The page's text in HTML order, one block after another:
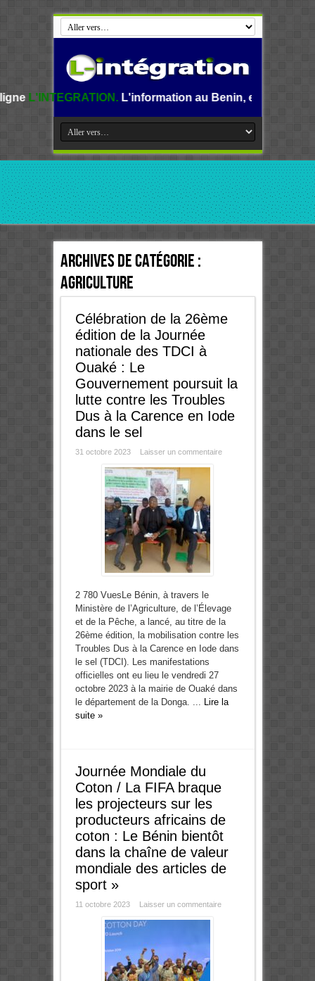
L'information au Benin, en Afrique et dans le monde.
Archives de catégorie :
Agriculture
Célébration de la 26ème
édition de la Journée
nationale des TDCI à
Ouaké : Le
Gouvernement poursuit la
lutte contre les Troubles
Dus à la Carence en Iode
dans le sel
31 octobre 2023 Laisser un commentaire
2 780 VuesLe Bénin, à travers le
Ministère de l’Agriculture, de l’Élevage
et de la Pêche, a lancé, au titre de la
26ème édition, la mobilisation contre les
Troubles Dus à la Carence en Iode dans
le sel (TDCI). Les manifestations
officielles ont eu lieu le vendredi 27
octobre 2023 à la mairie de Ouaké dans
le département de la Donga. ... Lire la
suite »
Journée Mondiale du
Coton / La FIFA braque
les projecteurs sur les
producteurs africains de
coton : Le Bénin bientôt
dans la chaîne de valeur
mondiale des articles de
sport »
11 octobre 2023 Laisser un commentaire